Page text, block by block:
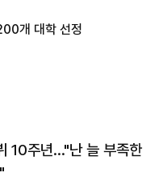
개 대학 선정
10주년…"난 늘 부족한